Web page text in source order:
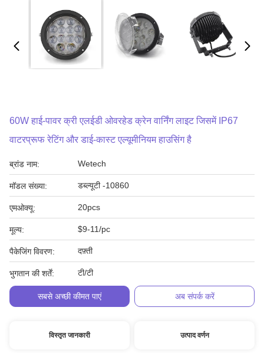
60W हाई-पावर क्री एलईडी ओवरहेड क्रेन वार्निंग लाइट जिसमें IP67
वाटरप्रूफ रेटिंग और डाई-कास्ट एल्यूमीनियम हाउसिंग है
ब्रांड नाम: Wetech
मॉडल संख्या: डब्ल्यूटी -10860
एमओक्यू: 20pcs
मूल्य: $9-11/pc
पैकेजिंग विवरण: दफ़्ती
भुगतान की शर्तें: टी/टी
सबसे अच्छी कीमत पाएं अब संपर्क करें
विस्तृत जानकारी उत्पाद वर्णन